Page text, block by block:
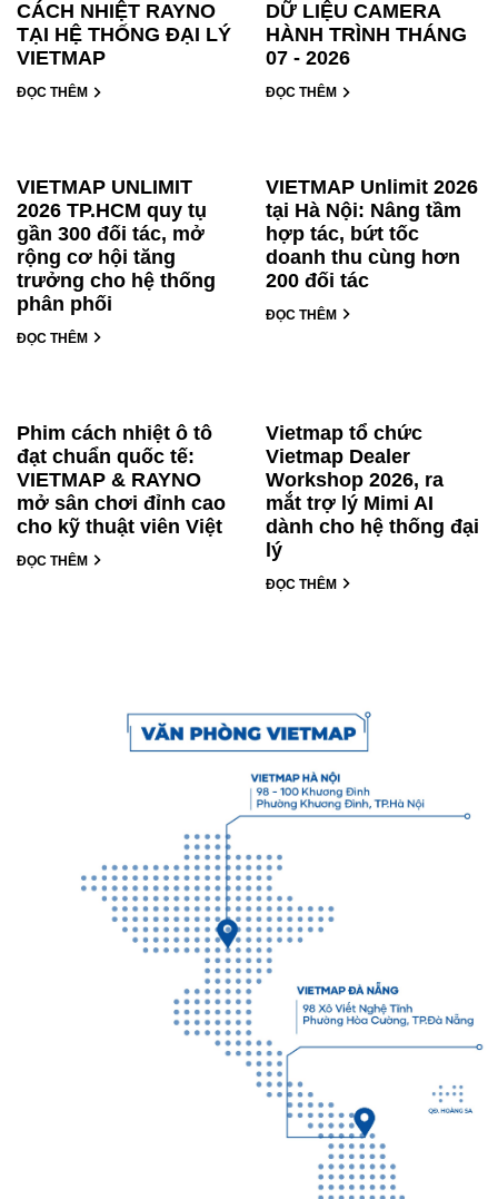
CÁCH NHIỆT RAYNO
TẠI HỆ THỐNG ĐẠI LÝ
VIETMAP
ĐỌC THÊM
DỮ LIỆU CAMERA
HÀNH TRÌNH THÁNG
07 - 2026
ĐỌC THÊM
VIETMAP UNLIMIT
2026 TP.HCM quy tụ
gần 300 đối tác, mở
rộng cơ hội tăng
trưởng cho hệ thống
phân phối
ĐỌC THÊM
VIETMAP Unlimit 2026
tại Hà Nội: Nâng tầm
hợp tác, bứt tốc
doanh thu cùng hơn
200 đối tác
ĐỌC THÊM
Phim cách nhiệt ô tô
đạt chuẩn quốc tế:
VIETMAP & RAYNO
mở sân chơi đỉnh cao
cho kỹ thuật viên Việt
ĐỌC THÊM
Vietmap tổ chức
Vietmap Dealer
Workshop 2026, ra
mắt trợ lý Mimi AI
dành cho hệ thống đại
lý
ĐỌC THÊM